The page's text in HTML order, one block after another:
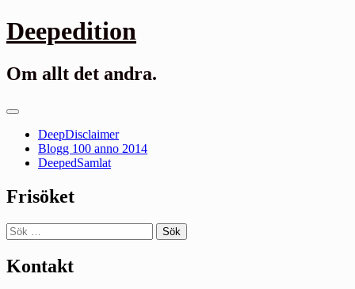
Gå
till
Deepedition
Om allt det andra.
Primär
DeepDisclaimer
Blogg 100 anno 2014
DeepedSamlat
Frisöket
Sök
efter:
Kontakt